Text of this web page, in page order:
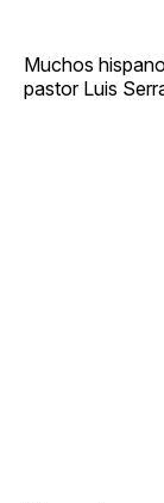
Muchos
pastor Luis